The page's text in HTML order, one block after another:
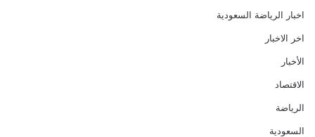
اخبار الرياضة السعودية
اخر الاخبار
الأخبار
الاقتصاد
الرياضة
السعودية